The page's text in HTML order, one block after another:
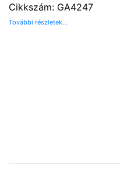
Cikkszám: GA4247
További részletek...